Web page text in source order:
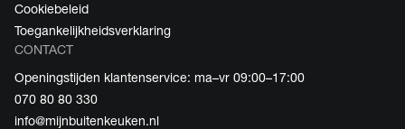
Cookiebeleid
Toegankelijkheidsverklaring
CONTACT
Openingstijden klantenservice: ma–vr 09:00–17:00
070 80 80 330
info@mijnbuitenkeuken.nl